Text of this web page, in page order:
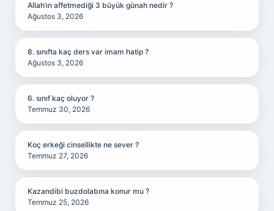
Allah’ın affetmediği 3 büyük günah nedir ?
Ağustos 3, 2026
8. sınıfta kaç ders var imam hatip ?
Ağustos 3, 2026
6. sınıf kaç oluyor ?
Temmuz 30, 2026
Koç erkeği cinsellikte ne sever ?
Temmuz 27, 2026
Kazandibi buzdolabına konur mu ?
Temmuz 25, 2026